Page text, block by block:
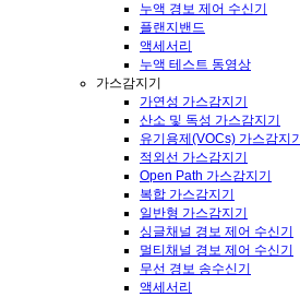
누액 경보 제어 수신기
플랜지밴드
액세서리
누액 테스트 동영상
가스감지기
가연성 가스감지기
산소 및 독성 가스감지기
유기용제(VOCs) 가스감지기
적외선 가스감지기
Open Path 가스감지기
복합 가스감지기
일반형 가스감지기
싱글채널 경보 제어 수신기
멀티채널 경보 제어 수신기
무선 경보 송수신기
액세서리